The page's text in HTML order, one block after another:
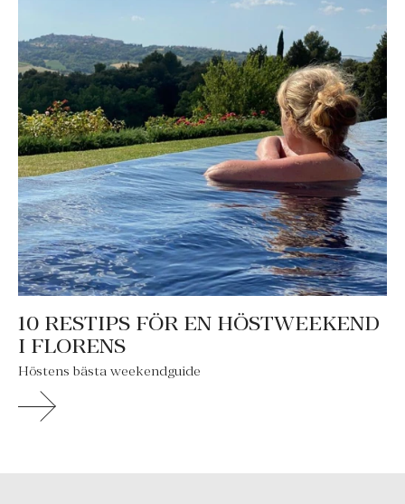
10 RESTIPS FÖR EN HÖSTWEEKEND
I FLORENS
Höstens bästa weekendguide